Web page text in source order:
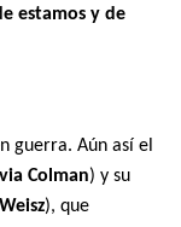
estamos y de
guerra. Aún así el
Colman) y su
), que